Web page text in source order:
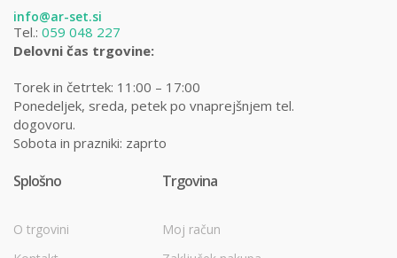
info@ar-set.si
Tel.: 059 048 227
Delovni čas trgovine:
Torek in četrtek: 11:00 – 17:00
Ponedeljek, sreda, petek po vnaprejšnjem tel.
dogovoru.
Sobota in prazniki: zaprto
Splošno
O trgovini
Trgovina
Moj račun